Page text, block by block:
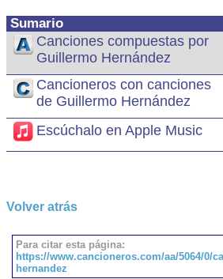
Sumario
Canciones compuestas por
Guillermo Hernández
Cancioneros con canciones
de Guillermo Hernández
Escúchalo en Apple Music
Volver atrás
Para citar esta página:
https://www.cancioneros.com/aa/5064/0/
hernandez